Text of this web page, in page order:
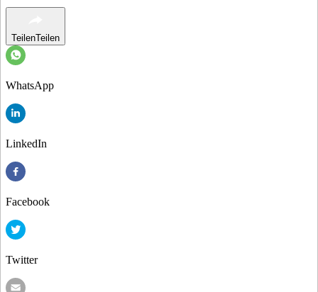
TeilenTeilen
WhatsApp
LinkedIn
Facebook
Twitter